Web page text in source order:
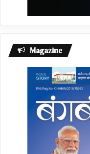
Magazine